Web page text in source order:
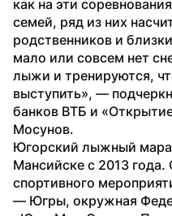
как на эти
семей, ряд из них
родственников и
мало или совсем нет
лыжи и тренируются,
выступить», —
банков ВТБ и
Мосунов.
Югорский лыжный
Мансийске с 2013
спортивного
— Югры, окружная